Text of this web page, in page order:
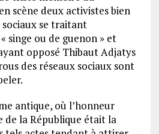
scène deux activistes bien
sociaux se traitant
singe ou de guenon » et
opposé Thibaut Adjatys
des réseaux sociaux sont
antique, où l’honneur
de la République était la